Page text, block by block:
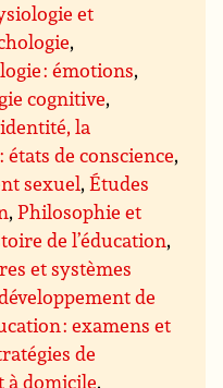
et
,
: émotions,
cognitive,
la
états de conscience,
sexuel,Études
,Philosophie et
de l’éducation,
et systèmes
de
: examens et
de
à domicile,